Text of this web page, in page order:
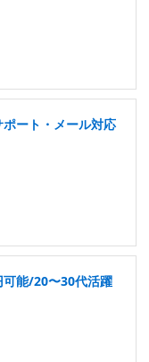
ート・メール対応
能/20〜30代活躍